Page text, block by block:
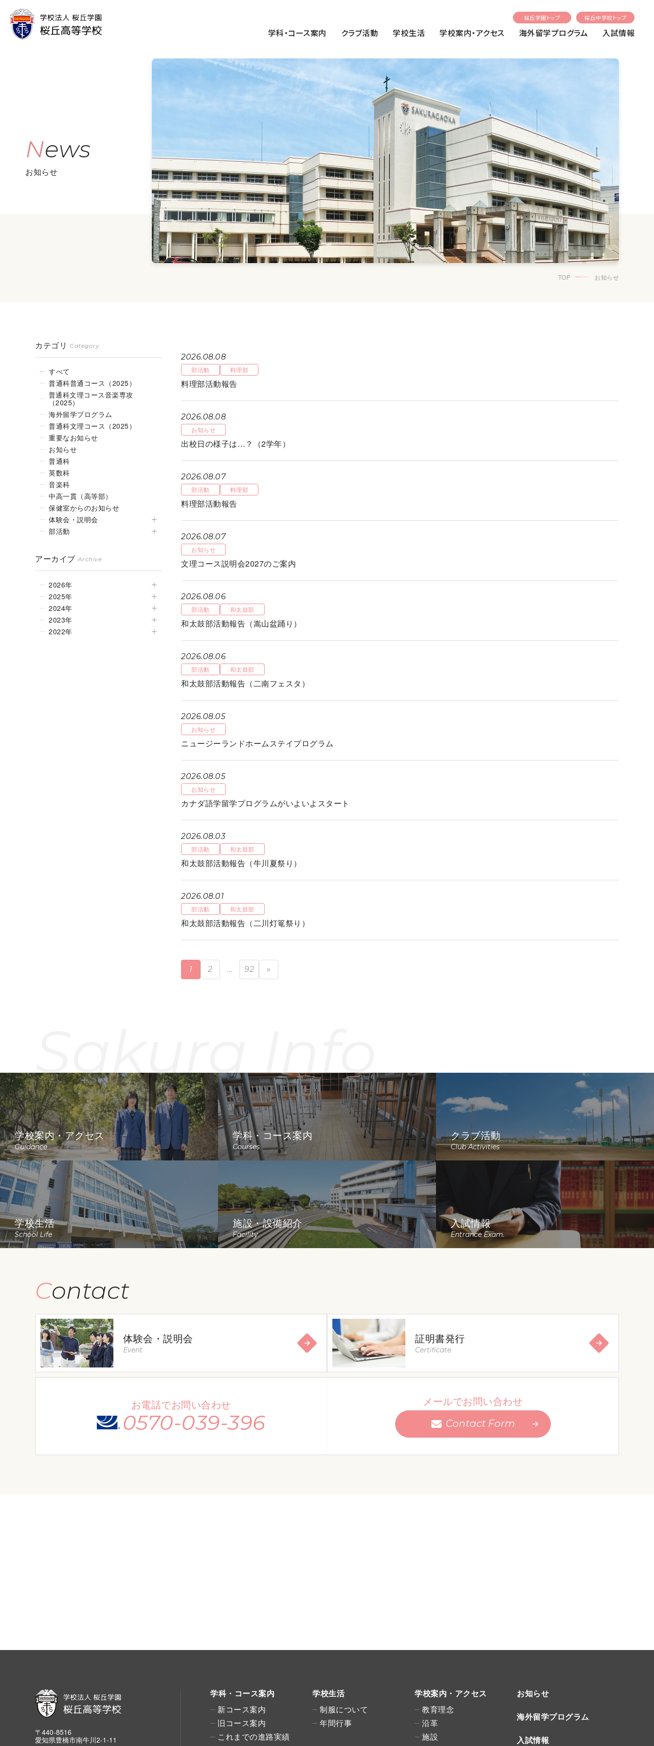
桜丘学園トップ 桜丘中学校トップ
学科・コース案内 クラブ活動 学校生活 学校案内・アクセス 海外留学プログラム 入試情報
News
お知らせ
TOP お知らせ
2026.08.08
部活動 料理部
料理部活動報告
2026.08.08
お知らせ
出校日の様子は…？（2学年）
2026.08.07
部活動 料理部
料理部活動報告
2026.08.07
お知らせ
文理コース説明会2027のご案内
2026.08.06
部活動 和太鼓部
和太鼓部活動報告（嵩山盆踊り）
2026.08.06
部活動 和太鼓部
和太鼓部活動報告（二南フェスタ）
2026.08.05
お知らせ
ニュージーランドホームステイプログラム
2026.08.05
お知らせ
カナダ語学留学プログラムがいよいよスタート
2026.08.03
部活動 和太鼓部
和太鼓部活動報告（牛川夏祭り）
2026.08.01
部活動 和太鼓部
和太鼓部活動報告（二川灯篭祭り）
1 2 … 92 »
カテゴリ Category
すべて
普通科普通コース（2025）
普通科文理コース音楽専攻
（2025）
海外留学プログラム
普通科文理コース（2025）
重要なお知らせ
お知らせ
普通科
英数科
音楽科
中高一貫（高等部）
保健室からのお知らせ
体験会・説明会
部活動
アーカイブ Archive
2026年
2025年
2024年
2023年
2022年
学校案内・アクセス
Guidance
学科・コース案内
Courses
クラブ活動
Club Activities
学校生活
School Life
施設・設備紹介
Facility
入試情報
Entrance Exam.
Contact
体験会・説明会
Event
証明書発行
Certificate
お電話でお問い合わせ
0570-039-396
メールでお問い合わせ
Contact Form
〒440-8516
愛知県豊橋市南牛川2-1-11
学科・コース案内
新コース案内
旧コース案内
これまでの進路実績
学校生活
制服について
年間行事
学校案内・アクセス
教育理念
沿革
施設
お知らせ
海外留学プログラム
入試情報